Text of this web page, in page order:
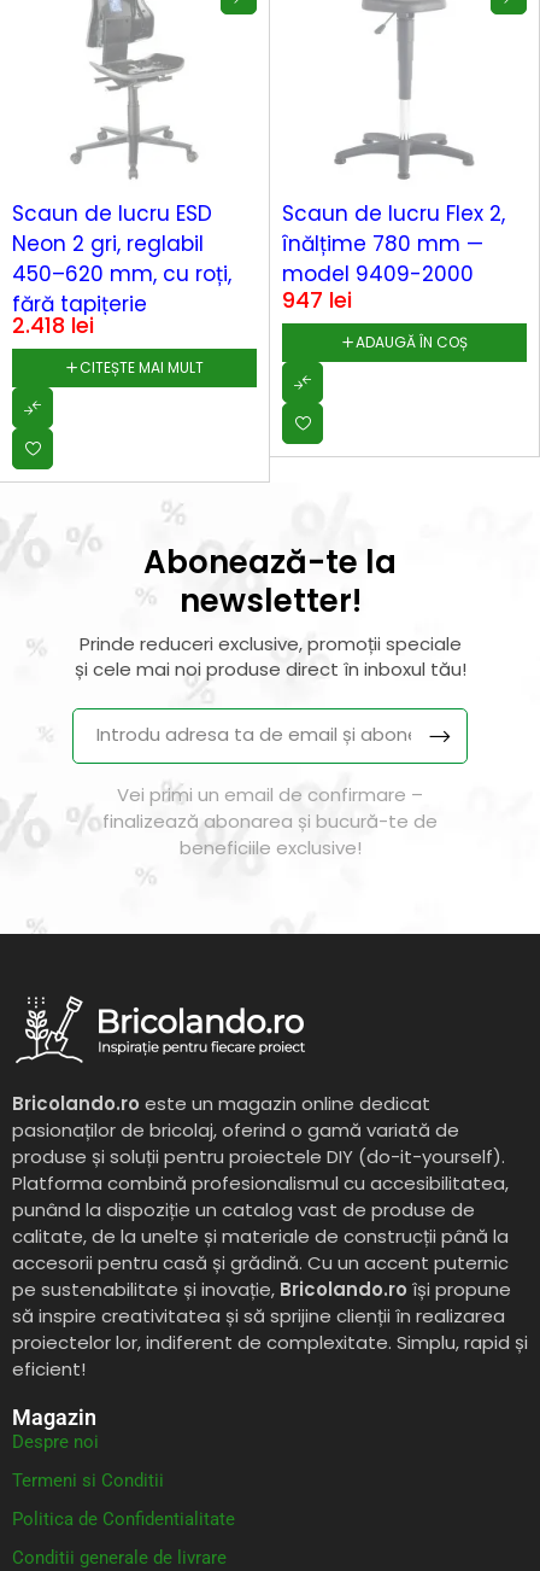
Scaun de lucru ESD
Neon 2 gri, reglabil
450–620 mm, cu roți,
fără tapițerie
2.418 lei
CITEȘTE MAI MULT
Scaun de lucru Flex 2,
înălțime 780 mm —
model 9409-2000
947 lei
ADAUGĂ ÎN COȘ
Abonează-te la
newsletter!
Prinde reduceri exclusive, promoții speciale
și cele mai noi produse direct în inboxul tău!
Vei primi un email de confirmare –
finalizează abonarea și bucură-te de
beneficiile exclusive!
Bricolando.ro este un magazin online dedicat
pasionaților de bricolaj, oferind o gamă variată de
produse și soluții pentru proiectele DIY (do-it-yourself).
Platforma combină profesionalismul cu accesibilitatea,
punând la dispoziție un catalog vast de produse de
calitate, de la unelte și materiale de construcții până la
accesorii pentru casă și grădină. Cu un accent puternic
pe sustenabilitate și inovație, Bricolando.ro își propune
să inspire creativitatea și să sprijine clienții în realizarea
proiectelor lor, indiferent de complexitate. Simplu, rapid și
eficient!
Magazin
Despre noi
Termeni si Conditii
Politica de Confidentialitate
Conditii generale de livrare